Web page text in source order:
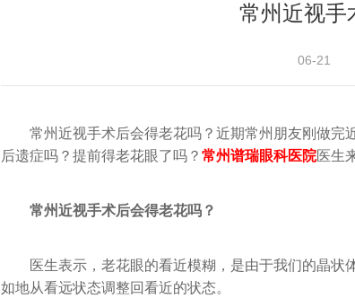
常州近视手
06-21
常州近视手术后会得老花吗？近期常州朋友刚做
后遗症吗？提前得老花眼了吗？ 常州谱瑞眼科医院医生
常州近视手术后会得老花吗？
医生表示，老花眼的看近模糊，是由于我们的晶状
如地从看远状态调整回看近的状态。